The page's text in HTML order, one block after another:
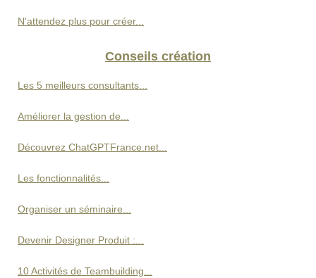
N'attendez plus pour créer...
Conseils création
Les 5 meilleurs consultants...
Améliorer la gestion de...
Découvrez ChatGPTFrance.net...
Les fonctionnalités...
Organiser un séminaire...
Devenir Designer Produit :...
10 Activités de Teambuilding...